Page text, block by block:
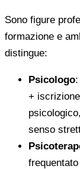
Sono figure
formazione e
distingue:
Psicologo
+
senso